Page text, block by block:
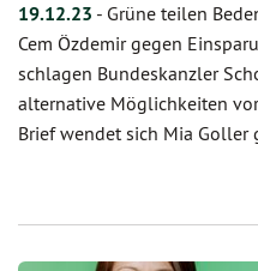
19.12.23 - Grüne teilen
Cem Özdemir gegen
schlagen Bundeskanzler
alternative Möglichkeiten
Brief wendet sich Mia Goller